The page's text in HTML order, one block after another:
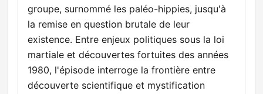
groupe, surnommé les paléo-hippies, jusqu'à
la remise en question brutale de leur
existence. Entre enjeux politiques sous la loi
martiale et découvertes fortuites des années
1980, l'épisode interroge la frontière entre
découverte scientifique et mystification